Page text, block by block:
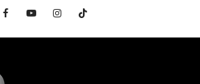
FacebookYouTubeInstagramTikTok